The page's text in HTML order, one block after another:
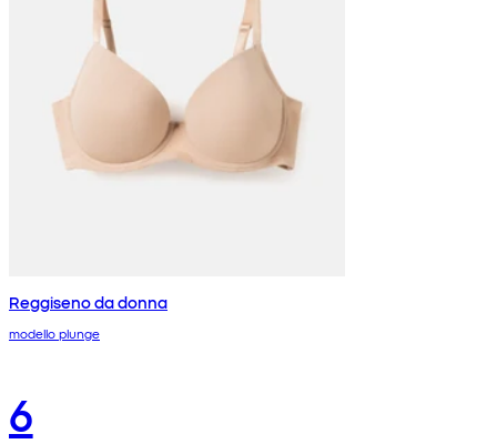
Reggiseno da donna
modello plunge
6